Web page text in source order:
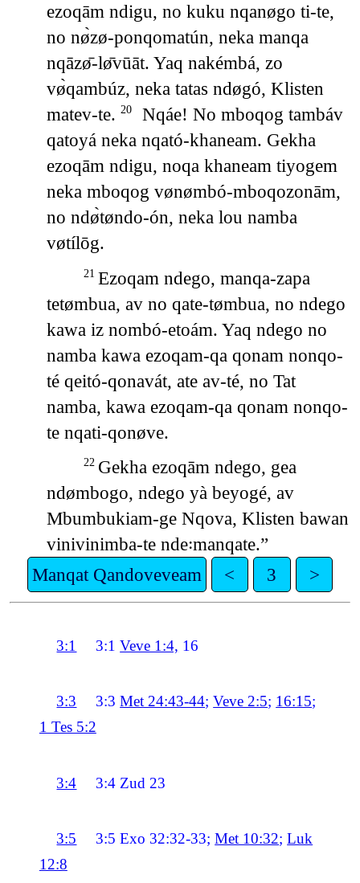
ezoqām ndigu, no kuku nqanøgo ti-te,
no nø̀zø-ponqomatún, neka manqa
nqāzø̄-lø̄vūāt. Yaq nakémbá, zo
vø̀qambúz, neka tatas ndøgó, Klisten
matev-te. 20
Nqáe! No mboqog tambáv
qatoyá neka nqató-khaneam. Gekha
ezoqām ndigu, noqa khaneam tiyogem
neka mboqog vønømbó-mboqozonām,
no ndø̀tøndo-ón, neka lou namba
vøtílōg.
21 Ezoqam ndego, manqa-zapa
tetømbua, av no qate-tømbua, no ndego
kawa iz nombó-etoám. Yaq ndego no
namba kawa ezoqam-qa qonam nonqo-
té qeitó-qonavát, ate av-té, no Tat
namba, kawa ezoqam-qa qonam nonqo-
te nqati-qonøve.
22 Gekha ezoqām ndego, gea
ndømbogo, ndego yà beyogé, av
Mbumbukiam-ge Nqova, Klisten bawan
vinivinimba-te nde꞉manqate.”
Manqat Qandoveveam
< 3 >
3:1 3:1Veve 1:4, 16
3:3 3:3Met 24:43-44;Veve 2:5; 16:15;
1 Tes 5:2
3:4 3:4 Zud 23
3:5 3:5Exo 32:32-33;Met 10:32;Luk
12:8